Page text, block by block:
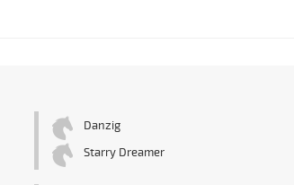
Danzig
Starry Dreamer